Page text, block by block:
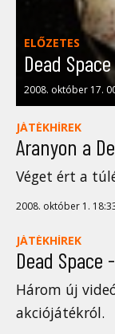
ELŐZETES
Dead Space
2008. október 17.
JÁTÉKHÍREK
Aranyon a
Véget ért a
2008. október 1.
JÁTÉKHÍREK
Dead Space
Három új
akciójátékról.